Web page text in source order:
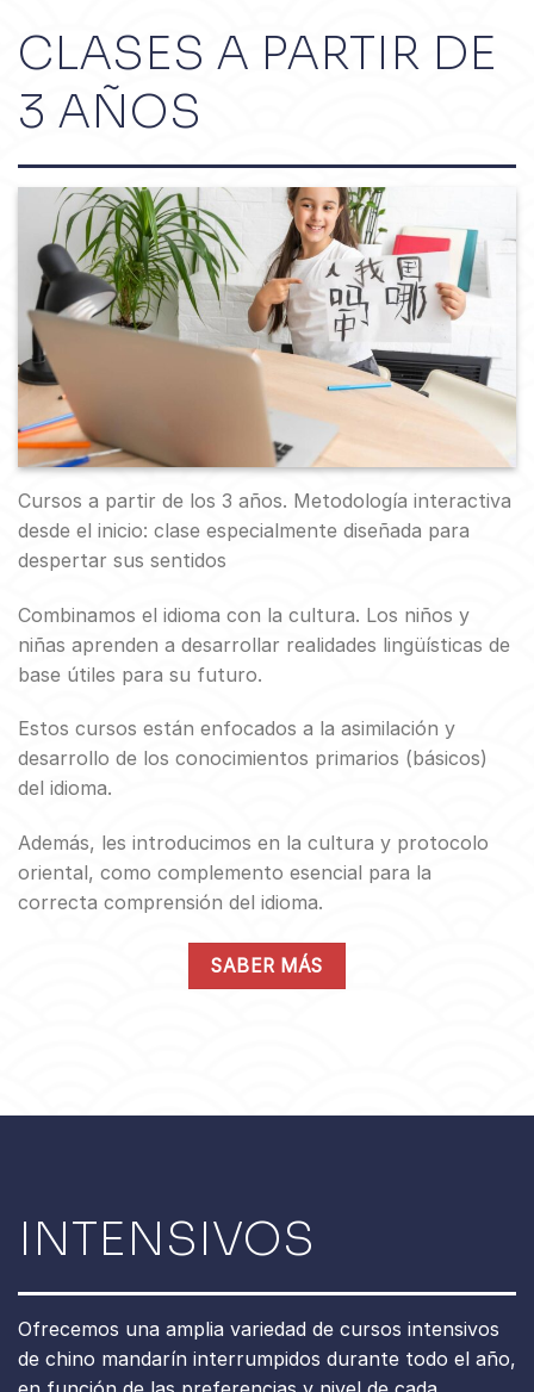
CLASES A PARTIR DE
3 AÑOS
Cursos a partir de los 3 años. Metodología interactiva
desde el inicio: clase especialmente diseñada para
despertar sus sentidos
Combinamos el idioma con la cultura. Los niños y
niñas aprenden a desarrollar realidades lingüísticas de
base útiles para su futuro.
Estos cursos están enfocados a la asimilación y
desarrollo de los conocimientos primarios (básicos)
del idioma.
Además, les introducimos en la cultura y protocolo
oriental, como complemento esencial para la
correcta comprensión del idioma.
SABER MÁS
INTENSIVOS
Ofrecemos una amplia variedad de cursos intensivos
de chino mandarín interrumpidos durante todo el año,